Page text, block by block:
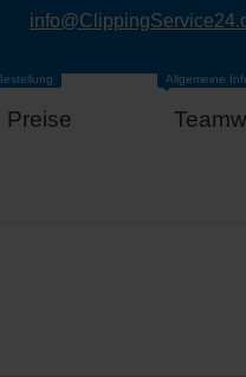
Preise
Allgemeine